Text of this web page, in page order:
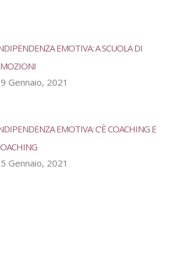
EMOTIVA: A SCUOLA DI
Gennaio, 2021
EMOTIVA: C’È COACHING E
Gennaio, 2021